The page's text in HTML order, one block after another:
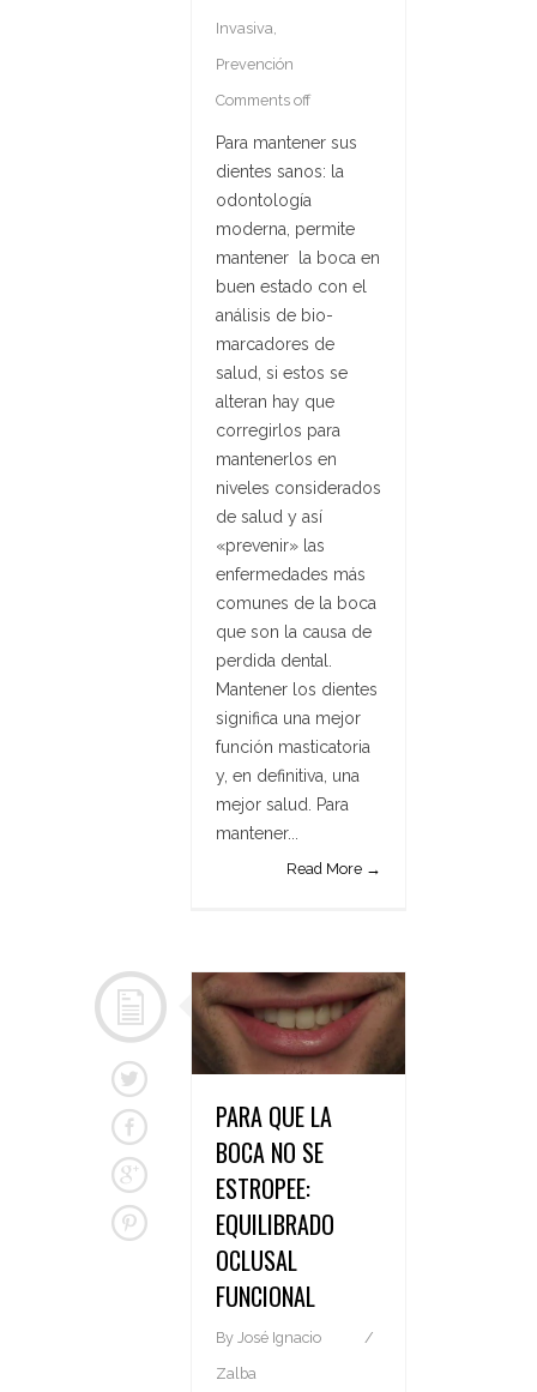
Invasiva,
Prevención
Comments off
Para mantener sus
dientes sanos: la
odontología
moderna, permite
mantener la boca en
buen estado con el
análisis de bio-
marcadores de
salud, si estos se
alteran hay que
corregirlos para
mantenerlos en
niveles considerados
de salud y así
«prevenir» las
enfermedades más
comunes de la boca
que son la causa de
perdida dental.
Mantener los dientes
significa una mejor
función masticatoria
y, en definitiva, una
mejor salud. Para
mantener...
Read More →
PARA QUE LA
BOCA NO SE
ESTROPEE:
EQUILIBRADO
OCLUSAL
FUNCIONAL
By José Ignacio
Zalba